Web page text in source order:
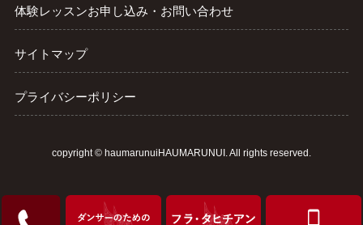
体験レッスンお申し込み・お問い合わせ
サイトマップ
プライバシーポリシー
copyright © haumarunuiHAUMARUNUI . All rights reserved.